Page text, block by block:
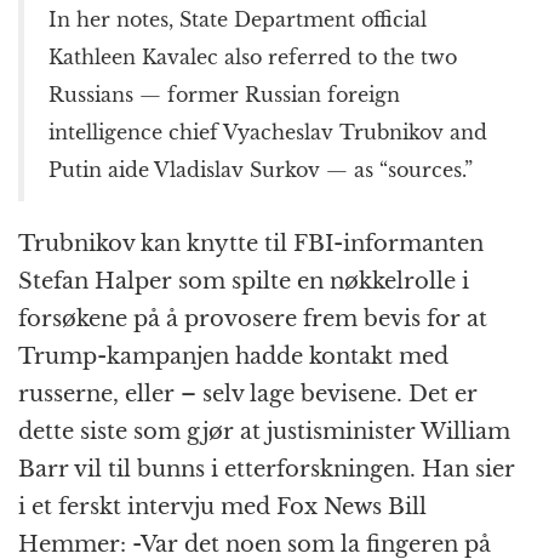
In her notes, State Department official
Kathleen Kavalec also referred to the two
Russians — former Russian foreign
intelligence chief Vyacheslav Trubnikov and
Putin aide Vladislav Surkov — as “sources.”
Trubnikov kan knytte til FBI-informanten
Stefan Halper som spilte en nøkkelrolle i
forsøkene på å provosere frem bevis for at
Trump-kampanjen hadde kontakt med
russerne, eller – selv lage bevisene. Det er
dette siste som gjør at justisminister William
Barr vil til bunns i etterforskningen. Han sier
i et ferskt intervju med Fox News Bill
Hemmer: -Var det noen som la fingeren på